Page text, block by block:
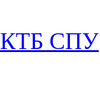
СПУ